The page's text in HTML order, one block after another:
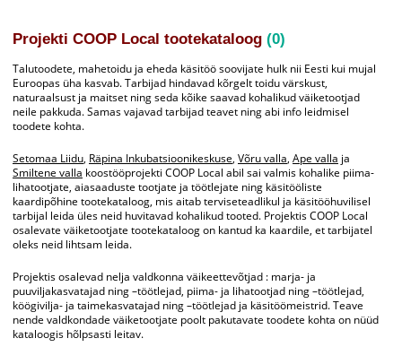
Projekti COOP Local tootekataloog (0)
Talutoodete, mahetoidu ja eheda käsitöö soovijate hulk nii Eesti kui mujal
Euroopas üha kasvab. Tarbijad hindavad kõrgelt toidu värskust,
naturaalsust ja maitset ning seda kõike saavad kohalikud väiketootjad
neile pakkuda. Samas vajavad tarbijad teavet ning abi info leidmisel
toodete kohta.
Setomaa Liidu, Räpina Inkubatsioonikeskuse, Võru valla, Ape valla ja
Smiltene valla koostööprojekti COOP Local abil sai valmis kohalike piima-
lihatootjate, aiasaaduste tootjate ja töötlejate ning käsitööliste
kaardipõhine tootekataloog, mis aitab terviseteadlikul ja käsitööhuvilisel
tarbijal leida üles neid huvitavad kohalikud tooted. Projektis COOP Local
osalevate väiketootjate tootekataloog on kantud ka kaardile, et tarbijatel
oleks neid lihtsam leida.
Projektis osalevad nelja valdkonna väikeettevõtjad : marja- ja
puuviljakasvatajad ning –töötlejad, piima- ja lihatootjad ning –töötlejad,
köögivilja- ja taimekasvatajad ning –töötlejad ja käsitöömeistrid. Teave
nende valdkondade väiketootjate poolt pakutavate toodete kohta on nüüd
kataloogis hõlpsasti leitav.